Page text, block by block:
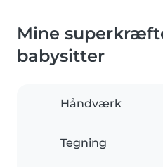
Mine
babysitter
Håndværk
Tegning